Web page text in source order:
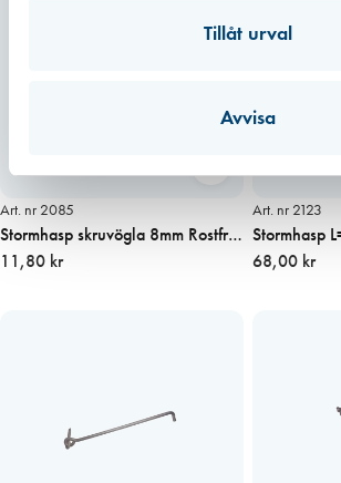
Tillåt urval
Avvisa
Art. nr 2085
Stormhasp skruvögla 8mm Rostfri
pris/st
11,80 kr
Art. nr 2123
Stormhasp
pris/st
68,00 kr